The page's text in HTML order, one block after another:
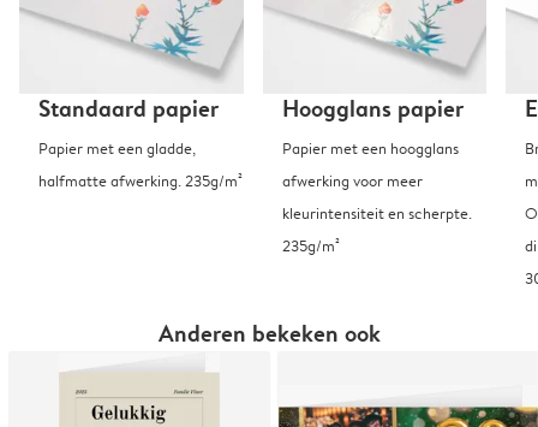
Standaard papier
Papier met een gladde,
halfmatte afwerking. 235g/m²
Hoogglans papier
Papier met een hoogglans
afwerking voor meer
kleurintensiteit en scherpte.
235g/m²
Anderen bekeken ook